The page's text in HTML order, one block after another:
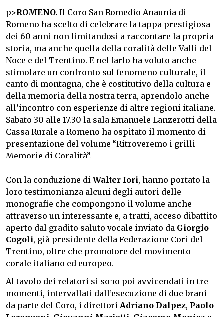
p>ROMENO. Il Coro San Romedio Anaunia di
Romeno ha scelto di celebrare la tappa prestigiosa
dei 60 anni non limitandosi a raccontare la propria
storia, ma anche quella della coralità delle Valli del
Noce e del Trentino. E nel farlo ha voluto anche
stimolare un confronto sul fenomeno culturale, il
canto di montagna, che è costitutivo della cultura e
della memoria della nostra terra, aprendolo anche
all’incontro con esperienze di altre regioni italiane.
Sabato 30 alle 17.30 la sala Emanuele Lanzerotti della
Cassa Rurale a Romeno ha ospitato il momento di
presentazione del volume “Ritroveremo i grilli –
Memorie di Coralità”.
Con la conduzione di Walter Iori, hanno portato la
loro testimonianza alcuni degli autori delle
monografie che compongono il volume anche
attraverso un interessante e, a tratti, acceso dibattito
aperto dal gradito saluto vocale inviato da Giorgio
Cogoli, già presidente della Federazione Cori del
Trentino, oltre che promotore del movimento
corale italiano ed europeo.
Al tavolo dei relatori si sono poi avvicendati in tre
momenti, intervallati dall’esecuzione di due brani
da parte del Coro, i direttori Adriano Dalpez, Paolo